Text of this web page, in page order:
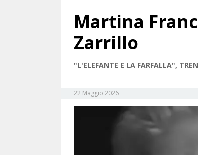
Martina
Zarrillo
"L'ELEFANTE E LA FARFALLA",
22 Maggio 2026